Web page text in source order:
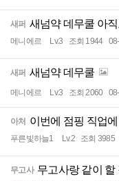
새퍼 새넘약 데무쿨 아
메니에르 Lv.3 조회 1944
새퍼 새넘약 데무쿨
메니에르 Lv.3 조회 2060
아처 이번에 점핑 직업
푸른빛하늘1 Lv.2 조회 3985
무고사 무고사랑 같이 할